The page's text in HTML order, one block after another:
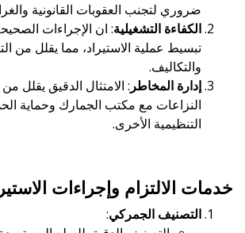
ضروري لتجنب العقوبات القانونية
الكفاءة التشغيلية: ان الإجراءات
تبسيط عملية الاستيراد، مما يقلل من
والتكاليف.
إدارة المخاطر : الامتثال الدقيق يقلل
النزاعات مع مكتب الجمارك وحماية
التنظيمية الأخرى.
خدمات الالتزام وإجراءات
التصنيف الجمركي: